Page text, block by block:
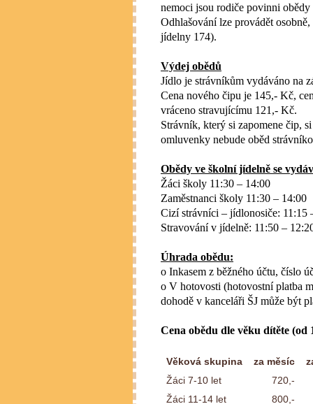
nemoci jsou rodiče povinni
Odhlašování lze provádět
jídelny 174).
Výdej obědů
Jídlo je strávníkům vydáváno na
Cena nového čipu je 145,- Kč,
vráceno stravujícímu 121,- Kč.
Strávník, který si zapomene čip,
omluvenky nebude oběd
Obědy ve školní jídelně se
Žáci školy 11:30 – 14:00
Zaměstnanci školy 11:30 – 14:00
Cizí strávníci – jídlonosiče: 11:15
Stravování v jídelně: 11:50 –
Úhrada obědu:
o Inkasem z běžného účtu, číslo
o V hotovosti (hotovostní platba
dohodě v kanceláři ŠJ může být
Cena obědu dle věku dítěte (od
Věková skupina za měsíc
Žáci 7-10 let
720,-
Žáci 11-14 let
800,-